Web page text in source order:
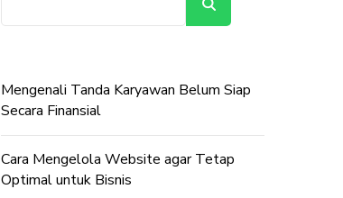
Mengenali Tanda Karyawan Belum Siap
Secara Finansial
Cara Mengelola Website agar Tetap
Optimal untuk Bisnis